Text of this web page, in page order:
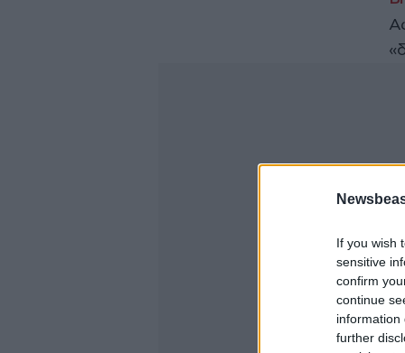
If you wish
sensitive
confirm
continue
information
further